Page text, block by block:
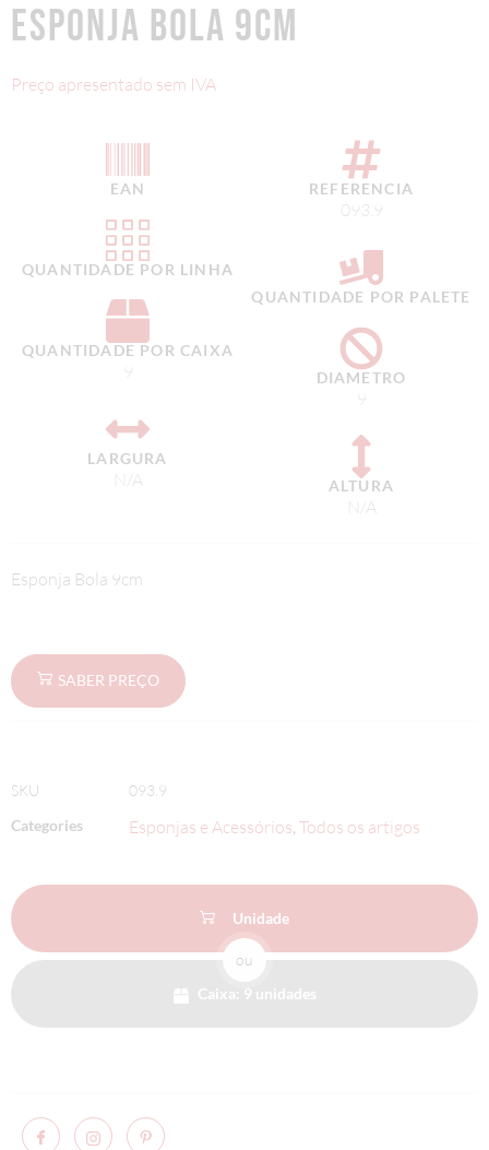
ESPONJA BOLA 9CM
Preço apresentado sem IVA
EAN
QUANTIDADE POR LINHA
QUANTIDADE POR CAIXA
9
LARGURA
N/A
REFERENCIA
093.9
QUANTIDADE POR PALETE
DIAMETRO
9
ALTURA
N/A
Esponja Bola 9cm
SABER PREÇO
SKU
093.9
Categories
Esponjas e Acessórios, Todos os artigos
Unidade
ou
Caixa: 9 unidades